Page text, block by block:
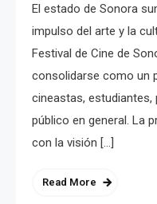
El estado de Sonora
impulso del arte y la
Festival de Cine de
consolidarse como un
cineastas,
público en general. La
con la visión […]
Read More